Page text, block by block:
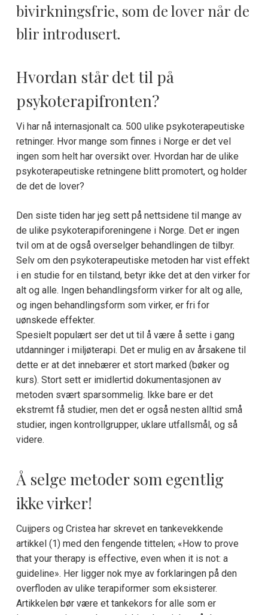
bivirkningsfrie, som de lover når de
blir introdusert.
Hvordan står det til på
psykoterapifronten?
Vi har nå internasjonalt ca. 500 ulike psykoterapeutiske
retninger. Hvor mange som finnes i Norge er det vel
ingen som helt har oversikt over. Hvordan har de ulike
psykoterapeutiske retningene blitt promotert, og holder
de det de lover?
Den siste tiden har jeg sett på nettsidene til mange av
de ulike psykoterapiforeningene i Norge. Det er ingen
tvil om at de også overselger behandlingen de tilbyr.
Selv om den psykoterapeutiske metoden har vist effekt
i en studie for en tilstand, betyr ikke det at den virker for
alt og alle. Ingen behandlingsform virker for alt og alle,
og ingen behandlingsform som virker, er fri for
uønskede effekter.
Spesielt populært ser det ut til å være å sette i gang
utdanninger i miljøterapi. Det er mulig en av årsakene til
dette er at det innebærer et stort marked (bøker og
kurs). Stort sett er imidlertid dokumentasjonen av
metoden svært sparsommelig. Ikke bare er det
ekstremt få studier, men det er også nesten alltid små
studier, ingen kontrollgrupper, uklare utfallsmål, og så
videre.
Å selge metoder som egentlig
ikke virker!
Cuijpers og Cristea har skrevet en tankevekkende
artikkel (1) med den fengende tittelen; «How to prove
that your therapy is effective, even when it is not: a
guideline». Her ligger nok mye av forklaringen på den
overfloden av ulike terapiformer som eksisterer.
Artikkelen bør være et tankekors for alle som er